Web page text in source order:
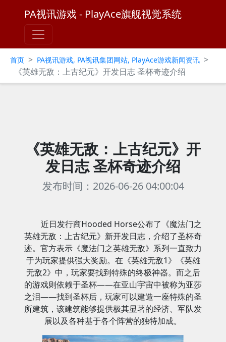
PA视讯游戏 - PlayAce旗舰视觉系统
首页 > PA视讯游戏, PA视讯集团网站, PlayAce游戏新闻资讯 >
《英雄无敌：上古纪元》开发日志 圣杯奇迹介绍
《英雄无敌：上古纪元》开
发日志 圣杯奇迹介绍
发布时间：2026-06-26 04:00:04
近日发行商Hooded Horse公布了《魔法门之
英雄无敌：上古纪元》新开发日志，介绍了圣杯奇
迹。官方表示《魔法门之英雄无敌》系列一直致力
于为玩家提供强大奖励。在《英雄无敌1》《英雄
无敌2》中，玩家要找到特殊的终极神器。而之后
的游戏则依赖于圣杯——在亚山宇宙中被称为亚莎
之泪——找到圣杯后，玩家可以建造一座特殊的圣
所建筑，该建筑能够提供极其显著的经济、军队发
展以及各种基于各个阵营的独特加成。